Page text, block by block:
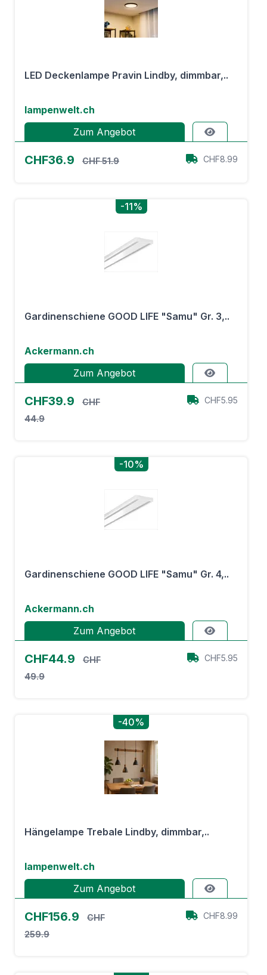
LED Deckenlampe Pravin Lindby, dimmbar,..
lampenwelt.ch
Zum Angebot
CHF36.9 CHF 51.9 CHF8.99
-11%
Gardinenschiene GOOD LIFE "Samu" Gr. 3,..
Ackermann.ch
Zum Angebot
CHF39.9
CHF
44.9
CHF5.95
-10%
Gardinenschiene GOOD LIFE "Samu" Gr. 4,..
Ackermann.ch
Zum Angebot
CHF44.9
CHF
49.9
CHF5.95
-40%
Hängelampe Trebale Lindby, dimmbar,..
lampenwelt.ch
Zum Angebot
CHF156.9
CHF
259.9
CHF8.99